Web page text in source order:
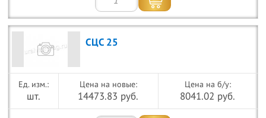
СЦС 25
шт.
Цена на новые:
14473.83 руб.
Цена на б/у:
8041.02 руб.